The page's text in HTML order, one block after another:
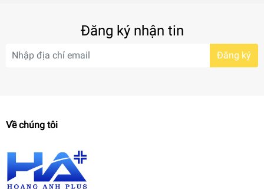
Đăng ký nhận tin
Đăng ký
Về chúng tôi